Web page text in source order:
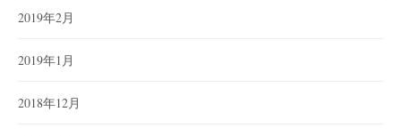
2019年2月
2019年1月
2018年12月